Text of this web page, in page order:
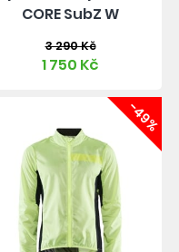
CORE SubZ W
3 290 Kč
1 750 Kč
-49%